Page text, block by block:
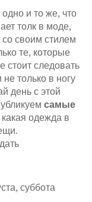
и то же, что
толк в моде,
со своим стилем
те, которые
стоит следовать
только в ногу
день с этой
самые
одежда в
суббота